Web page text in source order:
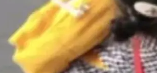
方言识别覆盖粤语、吴语
余个二级小片区。在开
3.0 preview 在多语种的